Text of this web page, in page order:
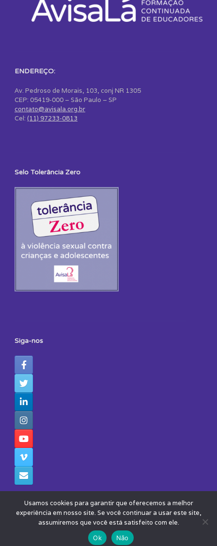
ENDEREÇO:
Av. Pedroso de Morais, 103, conj NR 1305
CEP: 05419-000 – São Paulo – SP
contato@avisala.org.br
Cel: (11) 97233-0813
Selo Tolerância Zero
Siga-nos
© 2026 - Todos os Direitos Reservados - Instituto Avisa Lá
Theme by
SiteOrigin
Usamos cookies para garantir que oferecemos a melhor
experiência em nosso site. Se você continuar a usar este site,
assumiremos que você está satisfeito com ele.
Ok Não